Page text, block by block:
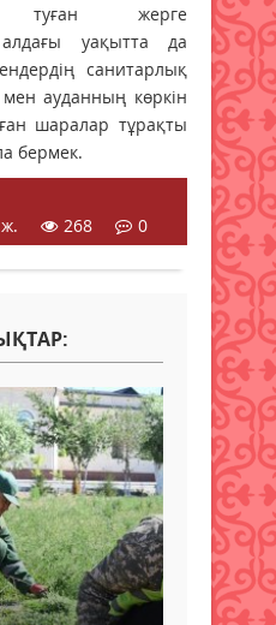
туған жерге
уақытта да
санитарлық
ауданның көркін
шаралар тұрақты
бермек.
268 0